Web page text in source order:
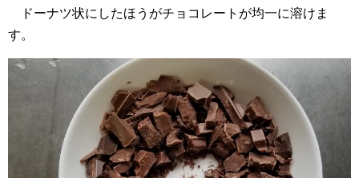
ドーナツ状にしたほうがチョコレートが均一に溶けま
す。